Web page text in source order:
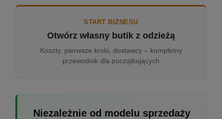
START BIZNESU
Otwórz własny butik z odzieżą
Koszty, pierwsze kroki, dostawcy – kompletny
przewodnik dla początkujących
Niezależnie od modelu sprzedaży